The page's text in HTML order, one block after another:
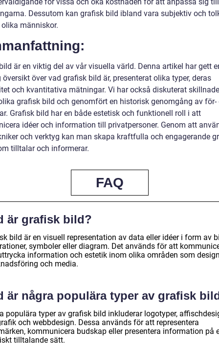
Dessutom kan grafisk bild ibland vara subjektiv och
människor.
är en viktig del av vår visuella värld. Denna artikel har gett
över vad grafisk bild är, presenterat olika typer, deras
och kvantitativa mätningar. Vi har också diskuterat
grafisk bild och genomfört en historisk genomgång av för-
Grafisk bild har en både estetisk och funktionell roll i att
idéer och information till privatpersoner. Genom att
och verktyg kan man skapa kraftfulla och engagerande
tilltalar och informerar.
FAQ
är grafisk bild?
bild är en visuell representation av data eller idéer i form av
symboler eller diagram. Det används för att
information och estetik inom olika områden som
och media.
är några populära typer av grafisk
populära typer av grafisk bild inkluderar logotyper,
och webbdesign. Dessa används för att representera
kommunicera budskap eller presentera information på
tilltalande sätt.